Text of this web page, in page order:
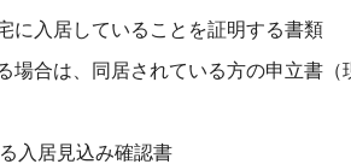
に入居していることを証明する書類
場合は、同居されている方の申立書
入居見込み確認書